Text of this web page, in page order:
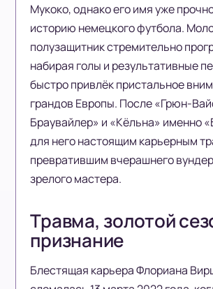
Мукоко, однако его имя уже
историю немецкого футбола.
полузащитник стремительно
набирая голы и результативные
быстро привлёк пристальное
грандов Европы. После «Грюн-
Браувайлер» и «Кёльна» именно
для него настоящим карьерным
превратившим вчерашнего
зрелого мастера.
Травма, золотой
признание
Блестящая карьера Флориана